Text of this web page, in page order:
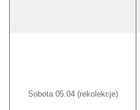
Sobota 05.04 (rekolekcje)